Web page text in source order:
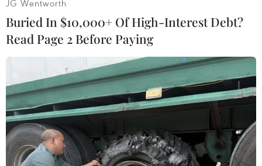
Thủ đô.
dịp nghỉ lễ sắp tới, bà Đặng Hương Giang, Giám
đốc Sở Du lịch Hà Nội cho biết Hà Nội đủ khả
năng đáp ứng nhu cầu lưu trú của du khách
trong kỳ nghỉ lễ kéo dài 4 ngày này. Thông tin
"cháy phòng" chỉ mang tính cục bộ tại một số
khu vực trung tâm.
JG Wentworth
Buried In $10,000+ Of High-Interest Debt?
Read Page 2 Before Paying